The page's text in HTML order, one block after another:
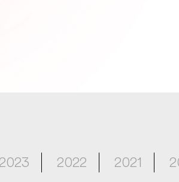
2023 2022 2021